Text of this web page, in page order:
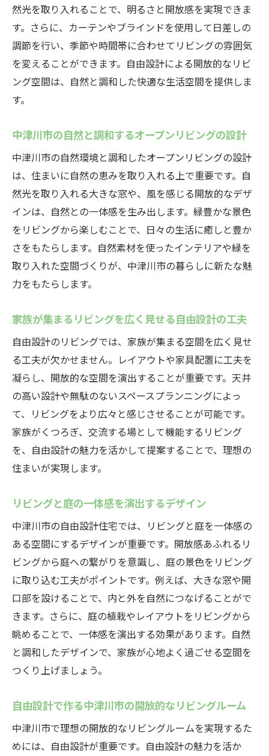
ア
家族が集まるリビングの設計事例
自由設計で実現する理想のリビングアイデ
ア
然光を取り入れることで、明るさと開放感を実現できま
す。さらに、カーテンやブラインドを使用して日差しの
調節を行い、季節や時間帯に合わせてリビングの雰囲気
を変えることができます。自由設計による開放的なリビ
ング空間は、自然と調和した快適な生活空間を提供しま
す。
中津川市の自然と調和するオープンリビングの設計
中津川市の自然環境と調和したオープンリビングの設計
は、住まいに自然の恵みを取り入れる上で重要です。自
然光を取り入れる大きな窓や、風を感じる開放的なデザ
インは、自然との一体感を生み出します。緑豊かな景色
をリビングから楽しむことで、日々の生活に癒しと豊か
さをもたらします。自然素材を使ったインテリアや緑を
取り入れた空間づくりが、中津川市の暮らしに新たな魅
力をもたらします。
家族が集まるリビングを広く見せる自由設計の工夫
自由設計のリビングでは、家族が集まる空間を広く見せ
る工夫が欠かせません。レイアウトや家具配置に工夫を
凝らし、開放的な空間を演出することが重要です。天井
の高い設計や無駄のないスペースプランニングによっ
て、リビングをより広々と感じさせることが可能です。
家族がくつろぎ、交流する場として機能するリビング
を、自由設計の魅力を活かして提案することで、理想の
住まいが実現します。
リビングと庭の一体感を演出するデザイン
中津川市の自由設計住宅では、リビングと庭を一体感の
ある空間にするデザインが重要です。開放感あふれるリ
ビングから庭への繋がりを意識し、庭の景色をリビング
に取り込む工夫がポイントです。例えば、大きな窓や開
口部を設けることで、内と外を自然につなげることがで
きます。さらに、庭の植栽やレイアウトをリビングから
眺めることで、一体感を演出する効果があります。自然
と調和したデザインで、家族が心地よく過ごせる空間を
つくり上げましょう。
自由設計で作る中津川市の開放的なリビングルーム
中津川市で理想の開放的なリビングルームを実現するた
めには、自由設計が重要です。自由設計の魅力を活か